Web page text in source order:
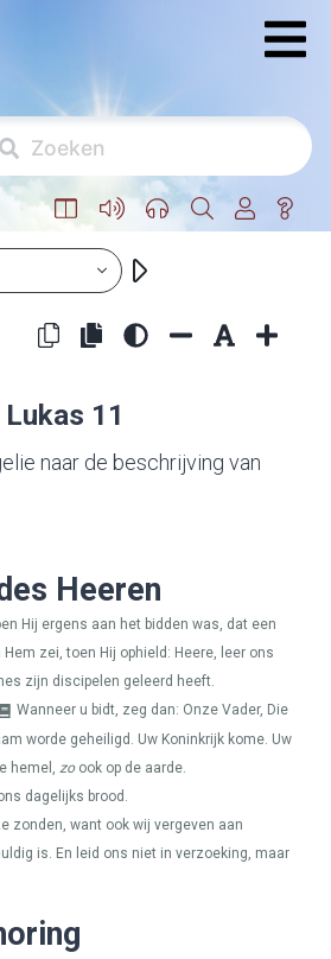
Lukas 11
naar de beschrijving van
Heeren
Hij ergens aan het bidden was, dat een
zei, toen Hij ophield: Heere, leer ons
zijn discipelen geleerd heeft.
Wanneer u bidt, zeg dan: Onze Vader, Die
worde geheiligd. Uw Koninkrijk kome. Uw
hemel, zoook op de aarde.
dagelijks brood.
zonden, want ook wij vergeven aan
is. En leid ons niet in verzoeking, maar